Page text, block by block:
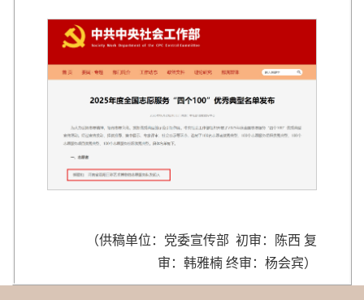
（供稿单位：党委宣传部 初审：陈西 复
审：韩雅楠 终审：杨会宾）